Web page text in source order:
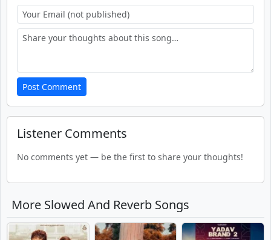
Post Comment
Listener Comments
No comments yet — be the first to share your thoughts!
More Slowed And Reverb Songs